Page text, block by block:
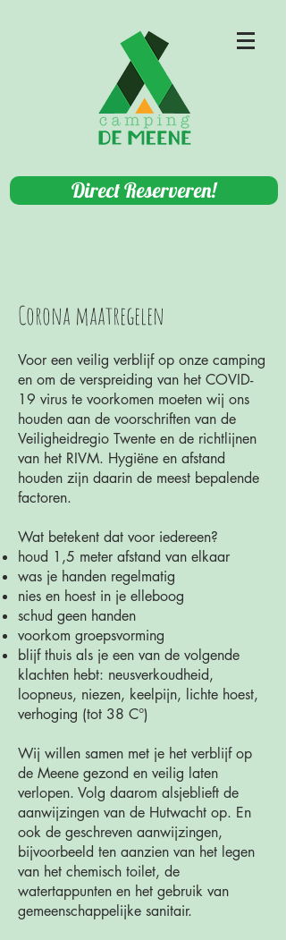
Direct Reserveren!
Corona maatregelen
Voor een veilig verblijf op onze camping
en om de verspreiding van het COVID-
19 virus te voorkomen moeten wij ons
houden aan de voorschriften van de
Veiligheidregio Twente en de richtlijnen
van het RIVM. Hygiëne en afstand
houden zijn daarin de meest bepalende
factoren.
Wat betekent dat voor iedereen?
houd 1,5 meter afstand van elkaar
was je handen regelmatig
nies en hoest in je elleboog
schud geen handen
voorkom groepsvorming
blijf thuis als je een van de volgende
klachten hebt: neusverkoudheid,
loopneus, niezen, keelpijn, lichte hoest,
verhoging (tot 38 C°)
Wij willen samen met je het verblijf op
de Meene gezond en veilig laten
verlopen. Volg daarom alsjeblieft de
aanwijzingen van de Hutwacht op. En
ook de geschreven aanwijzingen,
bijvoorbeeld ten aanzien van het legen
van het chemisch toilet, de
watertappunten en het gebruik van
gemeenschappelijke sanitair.